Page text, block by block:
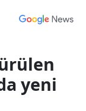
yeni